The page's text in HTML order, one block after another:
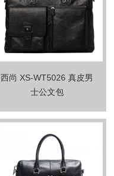
西尚 XS-WT5026 真皮男
士公文包